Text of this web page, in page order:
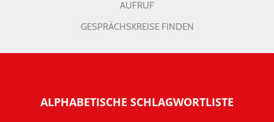
AUFRUF
GESPRÄCHSKREISE FINDEN
ALPHABETISCHE SCHLAGWORTLISTE